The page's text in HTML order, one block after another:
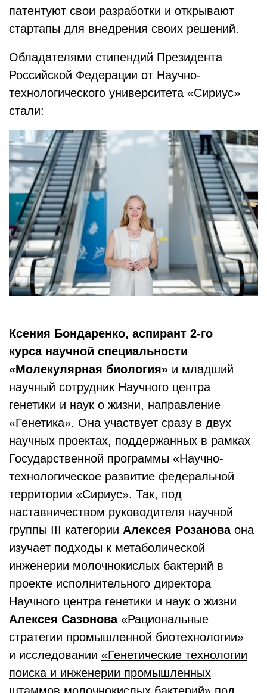
патентуют свои разработки и открывают
стартапы для внедрения своих решений.
Обладателями стипендий Президента
Российской Федерации от Научно-
технологического университета «Сириус»
стали:
Ксения Бондаренко, аспирант 2-го
курса научной специальности
«Молекулярная биология» и младший
научный сотрудник Научного центра
генетики и наук о жизни, направление
«Генетика». Она участвует сразу в двух
научных проектах, поддержанных в рамках
Государственной программы «Научно-
технологическое развитие федеральной
территории «Сириус». Так, под
наставничеством руководителя научной
группы III категории Алексея Розановаона
изучает подходы к метаболической
инженерии молочнокислых бактерий в
проекте исполнительного директора
Научного центра генетики и наук о жизни
Алексея Сазонова«Рациональные
стратегии промышленной биотехнологии»
и исследовании «Генетические технологии
поиска и инженерии промышленных